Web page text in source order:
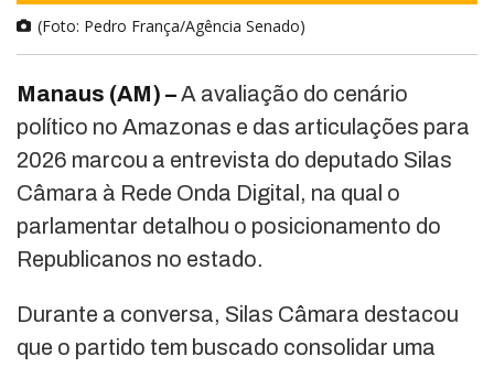
(Foto: Pedro França/Agência Senado)
Manaus (AM) –A avaliação do cenário
político no Amazonas e das articulações para
2026 marcou a entrevista do deputado Silas
Câmara à Rede Onda Digital , na qual o
parlamentar detalhou o posicionamento do
Republicanos no estado.
Durante a conversa, Silas Câmara destacou
que o partido tem buscado consolidar uma